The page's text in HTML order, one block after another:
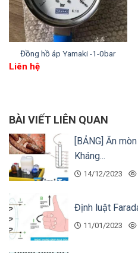
Không những thế,
thiết của Italy khi nhập
bị đo. Nhờ đó, chúng tôi
giá cả. Vì thế, khách
phí nhỏ cho một sản
5. Đội ngũ tư vấn
Vimitech
Đồng hồ áp Yamaki -1-0bar
Liên hệ
BÀI VIẾT LIÊN QUAN
[BẢNG] Ăn
Kháng...
14/12/2023
Định luật
11/01/2023